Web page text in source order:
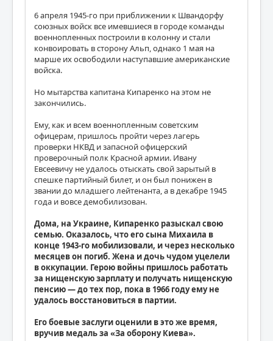
6 апреля 1945-го при приближении к Швандорфу
союзных войск все имевшиеся в городе команды
военнопленных построили в колонну и стали
конвоировать в сторону Альп, однако 1 мая на
марше их освободили наступавшие американские
войска.
Но мытарства капитана Кипаренко на этом не
закончились.
Ему, как и всем военнопленным советским
офицерам, пришлось пройти через лагерь
проверки НКВД и запасной офицерский
проверочный полк Красной армии. Ивану
Евсеевичу не удалось отыскать свой зарытый в
спешке партийный билет, и он был понижен в
звании до младшего лейтенанта, а в декабре 1945
года и вовсе демобилизован.
Дома, на Украине, Кипаренко разыскал свою
семью. Оказалось, что его сына Михаила в
конце 1943-го мобилизовали, и через несколько
месяцев он погиб. Жена и дочь чудом уцелели
в оккупации. Герою войны пришлось работать
за нищенскую зарплату и получать нищенскую
пенсию — до тех пор, пока в 1966 году ему не
удалось восстановиться в партии.
Его боевые заслуги оценили в это же время,
вручив медаль за «За оборону Киева».